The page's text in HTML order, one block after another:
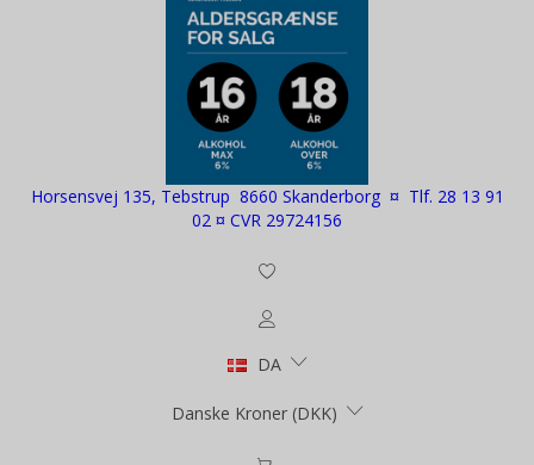
Horsensvej 135, Tebstrup 8660 Skanderborg ¤ Tlf. 28 13 91
02 ¤ CVR 29724156
DA
Danske Kroner (DKK)